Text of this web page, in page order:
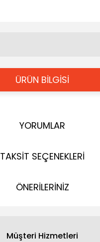
ÜRÜN BİLGİSİ
YORUMLAR
TAKSİT SEÇENEKLERİ
ÖNERİLERİNİZ
Müşteri Hizmetleri